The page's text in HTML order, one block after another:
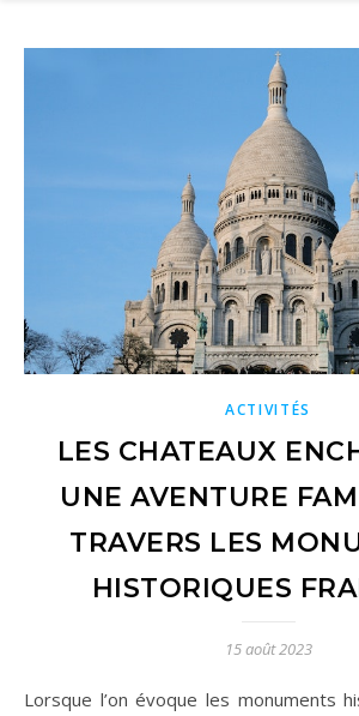
ACTIVITÉS
LES CHATEAUX
UNE AVENTURE
TRAVERS LES
HISTORIQUES
15 août 2023
Lorsque l’on évoque les monuments historiques français,